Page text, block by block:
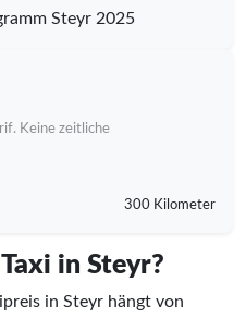
Steyr 2025
Keine zeitliche
300 Kilometer
in Steyr?
in Steyr hängt von